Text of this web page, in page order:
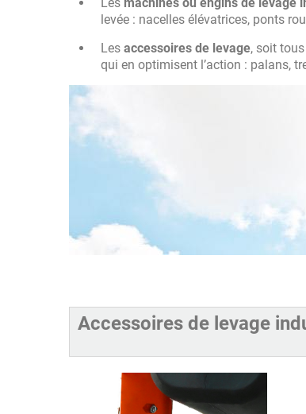
levée : nacelles élévatrices, ponts
Les accessoires de levage, soit
qui en optimisent l’action : palans,
Accessoires de levage